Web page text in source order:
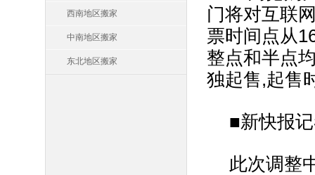
西南地区搬家
中南地区搬家
东北地区搬家
门将对互联
票时间点从
整点和半点
独起售,起售
■新快报
此次调整